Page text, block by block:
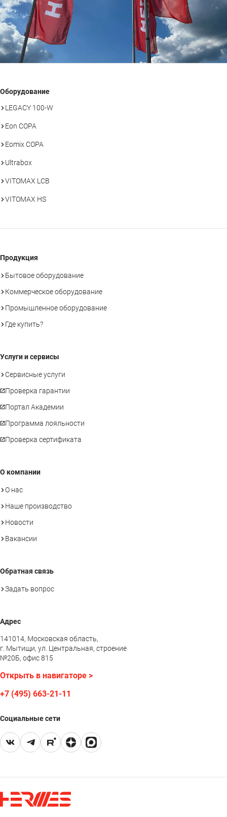
Оборудование
LEGACY 100-W
Eon COPA
Eomix COPA
Ultrabox
VITOMAX LCB
VITOMAX HS
Продукция
Бытовое оборудование
Коммерческое оборудование
Промышленное оборудование
Где купить?
Услуги и сервисы
Сервисные услуги
Проверка гарантии
Портал Академии
Программа лояльности
Проверка сертификата
О компании
О нас
Наше производство
Новости
Вакансии
Обратная связь
Задать вопрос
Адрес
141014, Московская область,
г. Мытищи, ул. Центральная, строение
№20Б, офис 815
Открыть в навигаторе >
+7 (495) 663-21-11
Социальные сети